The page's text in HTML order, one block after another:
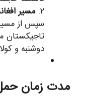
۲. مسیر
سپس از
تاجیکستان
دوشنبه و
مدت زمان